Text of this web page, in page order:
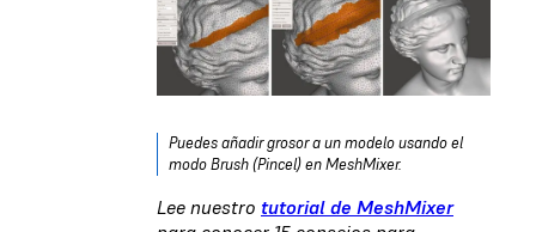
Puedes añadir grosor a un modelo usando el
modo Brush (Pincel) en MeshMixer.
Lee nuestro tutorial de MeshMixer